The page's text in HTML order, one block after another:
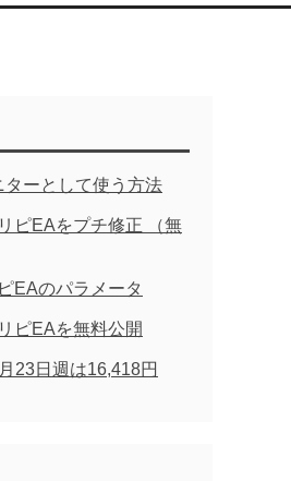
ーとして使う方法
ピEAをプチ修正 （無
EAのパラメータ
ピEAを無料公開
23日週は16,418円